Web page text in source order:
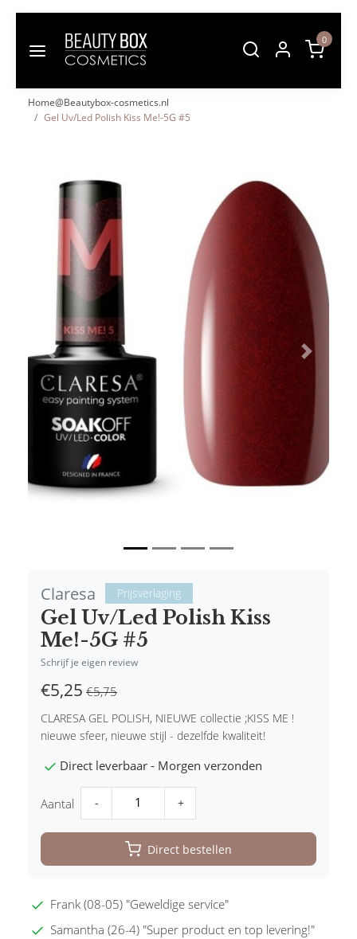
0
Home@Beautybox-cosmetics.nl
Gel Uv/Led Polish Kiss Me!-5G #5
Vorige Volgende
Claresa Prijsverlaging
Gel Uv/Led Polish Kiss
Me!-5G #5
Schrijf je eigen review
€5,25 €5,75
CLARESA GEL POLISH, NIEUWE collectie ;KISS ME !
nieuwe sfeer, nieuwe stijl - dezelfde kwaliteit!
Direct leverbaar - Morgen verzonden
Aantal - +
Direct bestellen
Frank (08-05) "Geweldige service"
Samantha (26-4) "Super product en top levering!"